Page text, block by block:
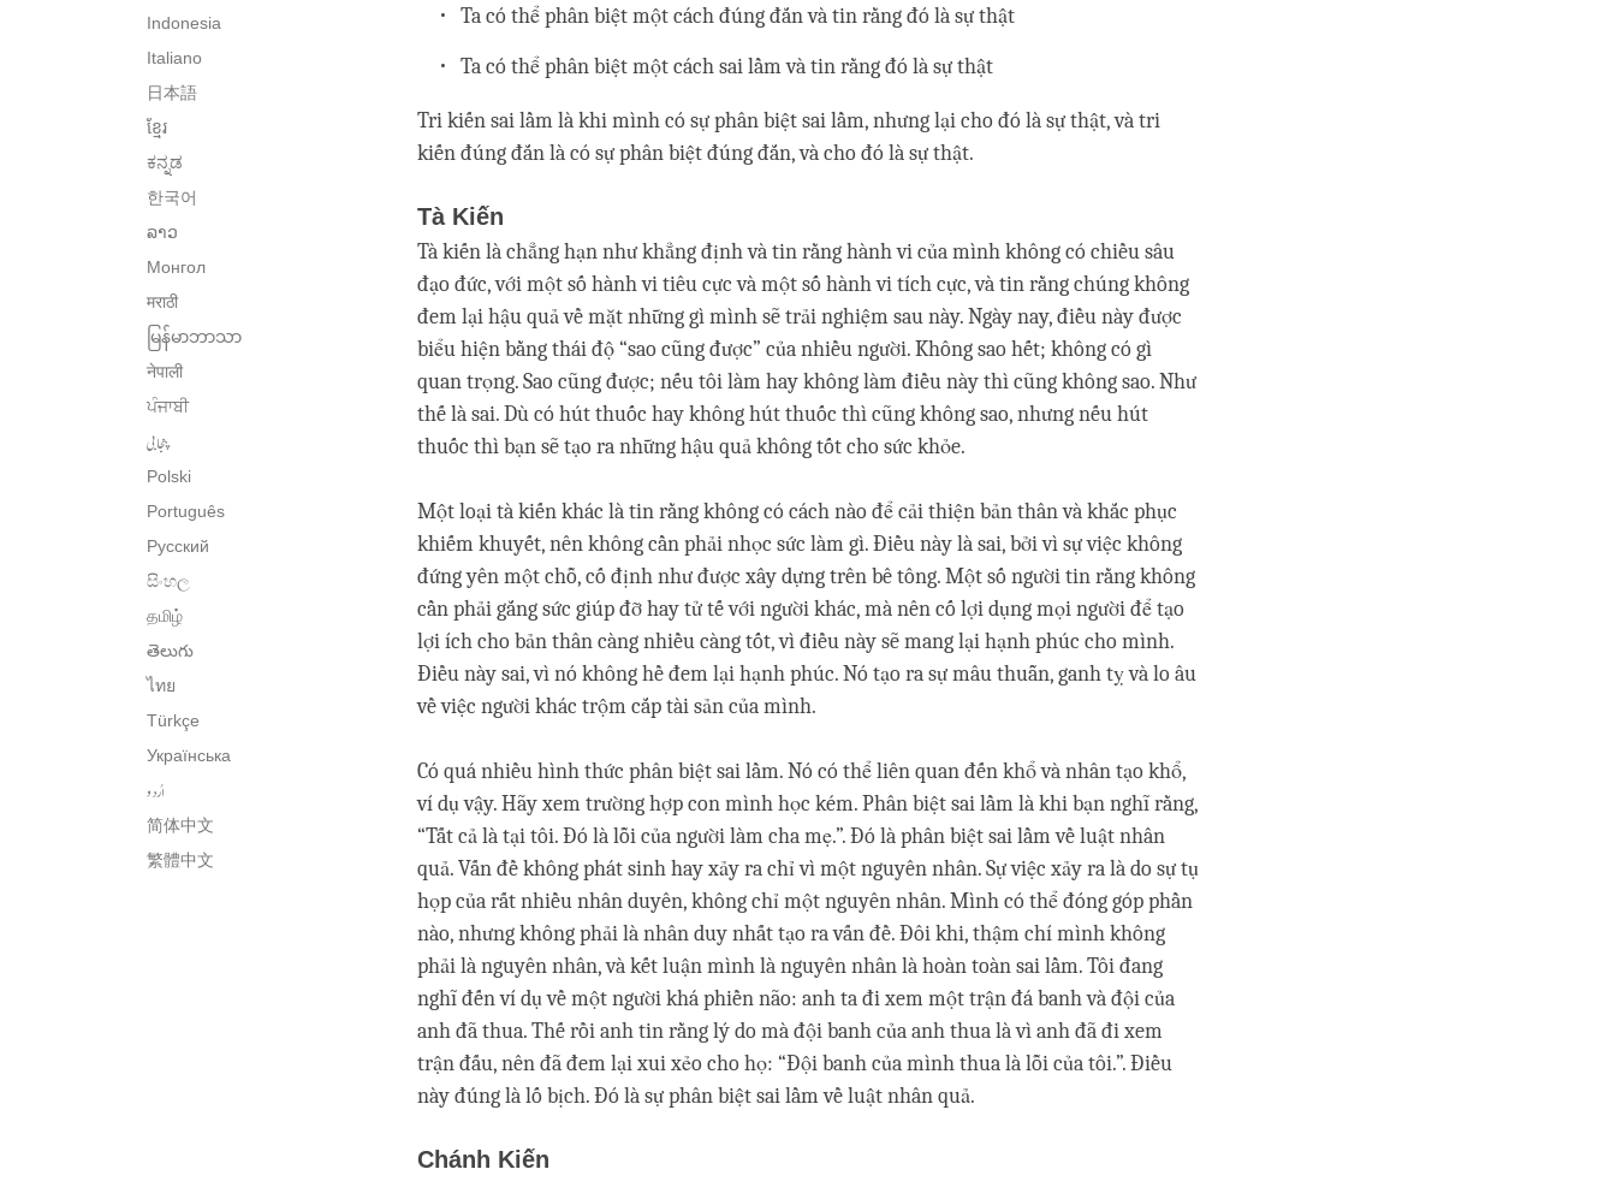
Indonesia
Italiano
日本語
ខ្មែរ
ಕನ್ನಡ
한국어
ລາວ
Монгол
मराठी
မြန်မာဘာသာ
नेपाली
ਪੰਜਾਬੀ
پنجابی
Polski
Português
Русский
සිංහල
தமிழ்
తెలుగు
ไทย
Türkçe
Українська
اُردو
简体中文
繁體中文
Ta có thể phân biệt một cách đúng đắn và tin rằng đó là sự thật
Ta có thể phân biệt một cách sai lầm và tin rằng đó là sự thật
Tri kiến sai lầm là khi mình có sự phân biệt sai lầm, nhưng lại cho đó là sự thật, và tri
kiến đúng đắn là có sự phân biệt đúng đắn, và cho đó là sự thật.
Tà Kiến
Tà kiến là chẳng hạn như khẳng định và tin rằng hành vi của mình không có chiều sâu
đạo đức, với một số hành vi tiêu cực và một số hành vi tích cực, và tin rằng chúng không
đem lại hậu quả về mặt những gì mình sẽ trải nghiệm sau này. Ngày nay, điều này được
biểu hiện bằng thái độ “sao cũng được” của nhiều người. Không sao hết; không có gì
quan trọng. Sao cũng được; nếu tôi làm hay không làm điều này thì cũng không sao. Như
thế là sai. Dù có hút thuốc hay không hút thuốc thì cũng không sao, nhưng nếu hút
thuốc thì bạn sẽ tạo ra những hậu quả không tốt cho sức khỏe.
Một loại tà kiến khác là tin rằng không có cách nào để cải thiện bản thân và khắc phục
khiếm khuyết, nên không cần phải nhọc sức làm gì. Điều này là sai, bởi vì sự việc không
đứng yên một chỗ, cố định như được xây dựng trên bê tông. Một số người tin rằng không
cần phải gắng sức giúp đỡ hay tử tế với người khác, mà nên cố lợi dụng mọi người để tạo
lợi ích cho bản thân càng nhiều càng tốt, vì điều này sẽ mang lại hạnh phúc cho mình.
Điều này sai, vì nó không hề đem lại hạnh phúc. Nó tạo ra sự mâu thuẫn, ganh tỵ và lo âu
về việc người khác trộm cắp tài sản của mình.
Có quá nhiều hình thức phân biệt sai lầm. Nó có thể liên quan đến khổ và nhân tạo khổ,
ví dụ vậy. Hãy xem trường hợp con mình học kém. Phân biệt sai lầm là khi bạn nghĩ rằng,
“Tất cả là tại tôi. Đó là lỗi của người làm cha mẹ.”. Đó là phân biệt sai lầm về luật nhân
quả. Vấn đề không phát sinh hay xảy ra chỉ vì một nguyên nhân. Sự việc xảy ra là do sự tụ
họp của rất nhiều nhân duyên, không chỉ một nguyên nhân. Mình có thể đóng góp phần
nào, nhưng không phải là nhân duy nhất tạo ra vấn đề. Đôi khi, thậm chí mình không
phải là nguyên nhân, và kết luận mình là nguyên nhân là hoàn toàn sai lầm. Tôi đang
nghĩ đến ví dụ về một người khá phiền não: anh ta đi xem một trận đá banh và đội của
anh đã thua. Thế rồi anh tin rằng lý do mà đội banh của anh thua là vì anh đã đi xem
trận đấu, nên đã đem lại xui xẻo cho họ: “Đội banh của mình thua là lỗi của tôi.”. Điều
này đúng là lố bịch. Đó là sự phân biệt sai lầm về luật nhân quả.
Chánh Kiến